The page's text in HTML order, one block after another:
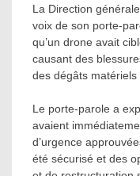
La Direction
voix de son porte-
qu’un drone avait
causant des
des dégâts matériels
Le porte-parole a
avaient
d’urgence
été sécurisé et des